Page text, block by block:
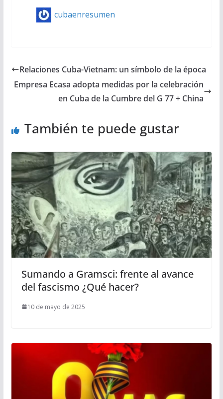
cubaenresumen
Relaciones Cuba-Vietnam: un símbolo de la época
Empresa Ecasa adopta medidas por la celebración
en Cuba de la Cumbre del G 77 + China
También te puede gustar
Sumando a Gramsci: frente al avance
del fascismo ¿Qué hacer?
10 de mayo de 2025